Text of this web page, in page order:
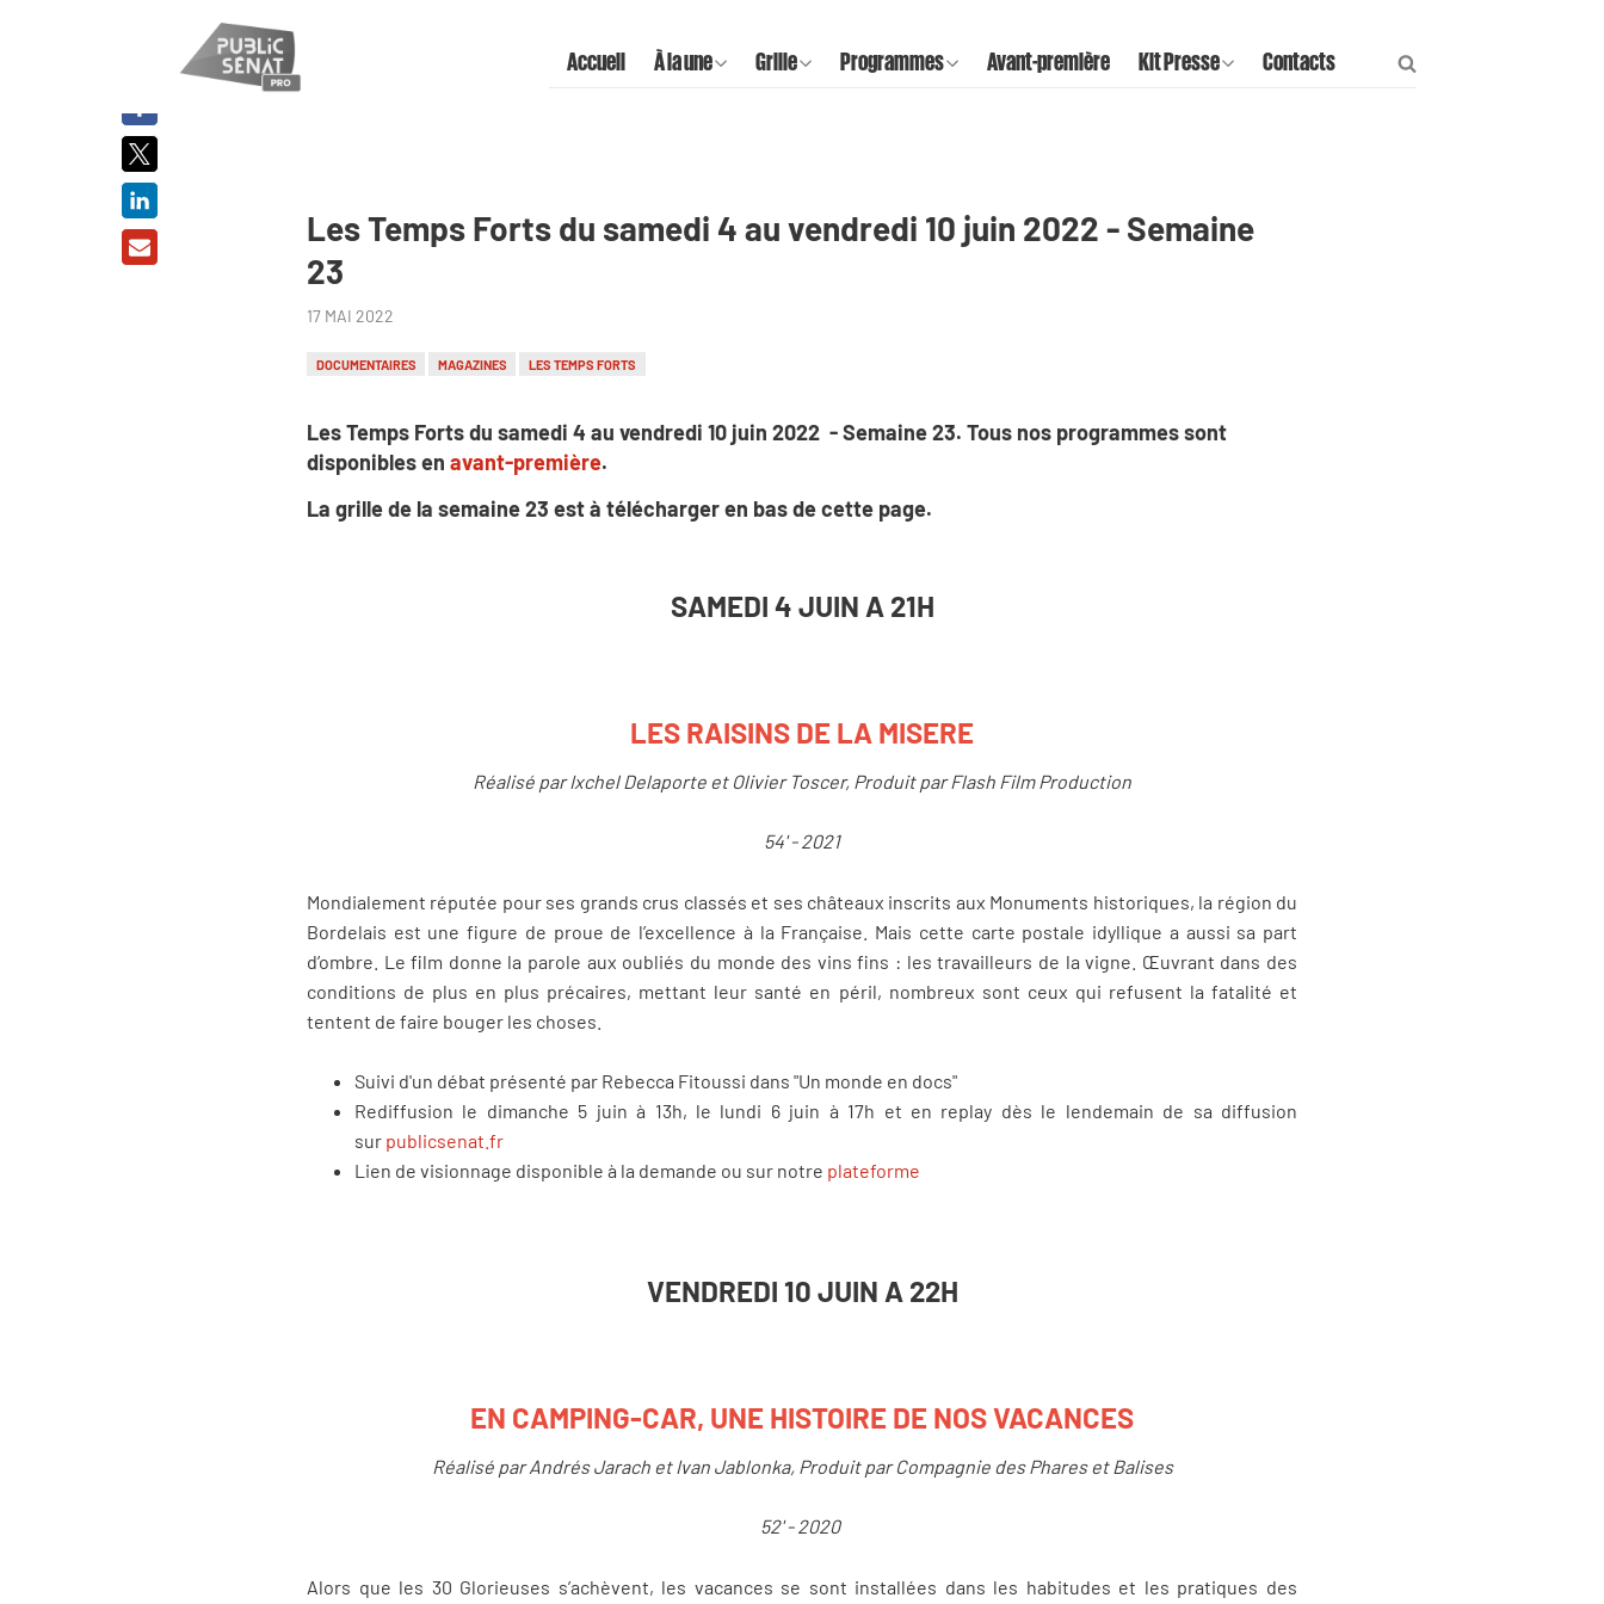
Accueil À la une Grille Programmes Avant-première Kit Presse Contacts
Les Temps Forts du samedi 4 au vendredi 10 juin 2022 - Semaine
23
17 MAI 2022
DOCUMENTAIRES MAGAZINES LES TEMPS FORTS
Les Temps Forts du samedi 4 au vendredi 10 juin 2022 - Semaine 23. Tous nos programmes sont
disponibles en avant-première.
La grille de la semaine 23 est à télécharger en bas de cette page.
SAMEDI 4 JUIN A 21H
LES RAISINS DE LA MISERE
Réalisé par Ixchel Delaporte et Olivier Toscer, Produit par Flash Film Production
54' - 2021
Mondialement réputée pour ses grands crus classés et ses châteaux inscrits aux Monuments historiques, la région du
Bordelais est une figure de proue de l’excellence à la Française. Mais cette carte postale idyllique a aussi sa part
d’ombre. Le film donne la parole aux oubliés du monde des vins fins : les travailleurs de la vigne. Œuvrant dans des
conditions de plus en plus précaires, mettant leur santé en péril, nombreux sont ceux qui refusent la fatalité et
tentent de faire bouger les choses.
Suivi d'un débat présenté par Rebecca Fitoussi dans "Un monde en docs"
Rediffusion le dimanche 5 juin à 13h, le lundi 6 juin à 17h et en replay dès le lendemain de sa diffusion
sur publicsenat.fr
Lien de visionnage disponible à la demande ou sur notre plateforme
VENDREDI 10 JUIN A 22H
EN CAMPING-CAR, UNE HISTOIRE DE NOS VACANCES
Réalisé par Andrés Jarach et Ivan Jablonka, Produit par Compagnie des Phares et Balises
52' - 2020
Alors que les 30 Glorieuses s’achèvent, les vacances se sont installées dans les habitudes et les pratiques des